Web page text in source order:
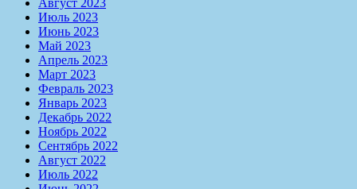
Август 2023
Июль 2023
Июнь 2023
Май 2023
Апрель 2023
Март 2023
Февраль 2023
Январь 2023
Декабрь 2022
Ноябрь 2022
Сентябрь 2022
Август 2022
Июль 2022